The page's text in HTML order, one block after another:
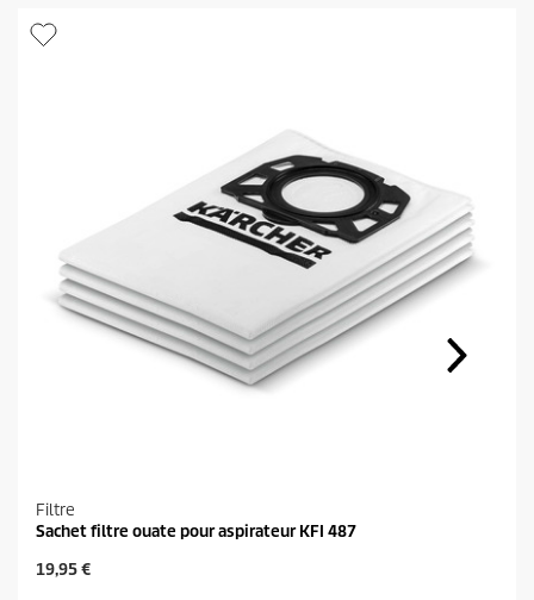
Filtre
Sachet filtre ouate pour aspirateur KFI 487
P
19,95 €